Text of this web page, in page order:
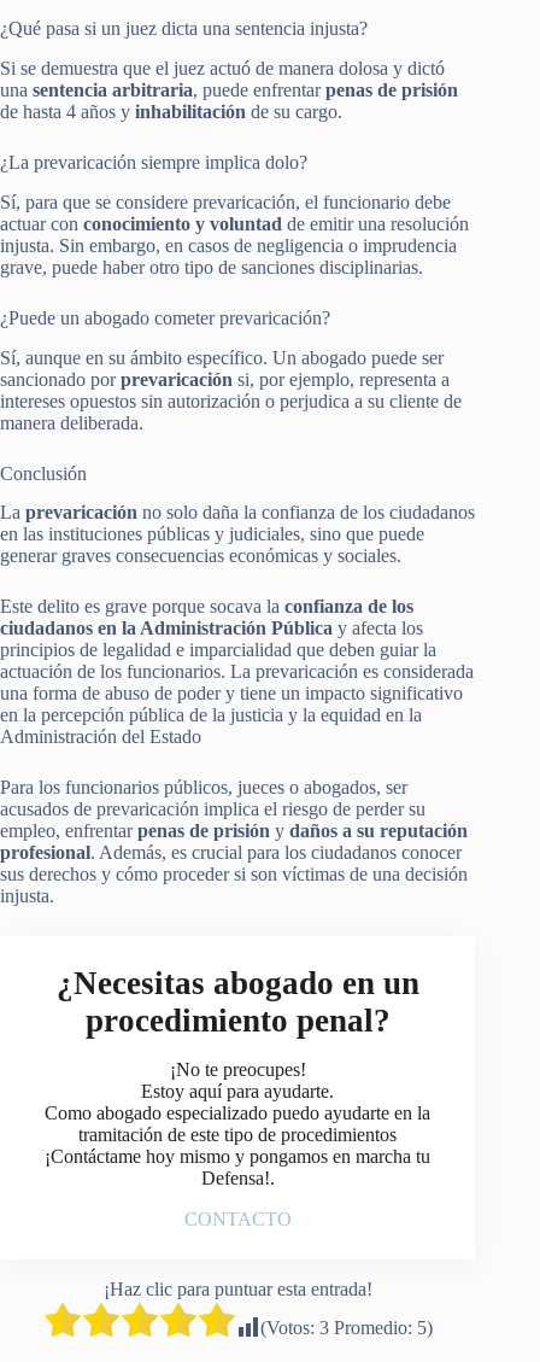
¿Qué pasa si un juez dicta una sentencia injusta?
Si se demuestra que el juez actuó de manera dolosa y dictó
una sentencia arbitraria, puede enfrentarpenas de prisión
de hasta 4 años y inhabilitación de su cargo​.
¿La prevaricación siempre implica dolo?
Sí, para que se considere prevaricación, el funcionario debe
actuar con conocimiento y voluntad de emitir una resolución
injusta. Sin embargo, en casos de negligencia o imprudencia
grave, puede haber otro tipo de sanciones disciplinarias​.
¿Puede un abogado cometer prevaricación?
Sí, aunque en su ámbito específico. Un abogado puede ser
sancionado porprevaricación si, por ejemplo, representa a
intereses opuestos sin autorización o perjudica a su cliente de
manera deliberada​.
Conclusión
La prevaricación no solo daña la confianza de los ciudadanos
en las instituciones públicas y judiciales, sino que puede
generar graves consecuencias económicas y sociales.
Este delito es grave porque socava la confianza de los
ciudadanos en la Administración Pública y afecta los
principios de legalidad e imparcialidad que deben guiar la
actuación de los funcionarios. La prevaricación es considerada
una forma de abuso de poder y tiene un impacto significativo
en la percepción pública de la justicia y la equidad en la
Administración del Estado​
Para los funcionarios públicos, jueces o abogados, ser
acusados de prevaricación implica el riesgo de perder su
empleo, enfrentarpenas de prisión y daños a su reputación
profesional. Además, es crucial para los ciudadanos conocer
sus derechos y cómo proceder si son víctimas de una decisión
injusta.
¿Necesitas abogado en un
procedimiento penal?
¡No te preocupes!
Estoy aquí para ayudarte.
Como abogado especializado puedo ayudarte en la
tramitación de este tipo de procedimientos
¡Contáctame hoy mismo y pongamos en marcha tu
Defensa!.
CONTACTO
¡Haz clic para puntuar esta entrada!
(Votos: 3Promedio: 5)